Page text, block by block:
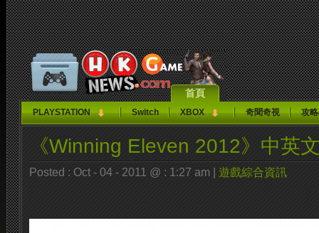
首頁
PLAYSTATION Switch XBOX 奇聞奇視 攻
《Winning Eleven 2012》中英
Posted : Oct - 04 - 2011 @ : 1:27 am | 遊戲綜合資訊